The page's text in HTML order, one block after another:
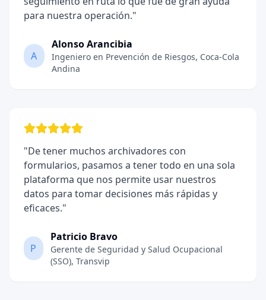
para nuestra operación."
A
Alonso Arancibia
Ingeniero en Prevención de Riesgos, Coca-Cola
Andina
"De tener muchos archivadores con
formularios, pasamos a tener todo en una sola
plataforma que nos permite usar nuestros
datos para tomar decisiones más rápidas y
eficaces."
P
Patricio Bravo
Gerente de Seguridad y Salud Ocupacional
(SSO), Transvip